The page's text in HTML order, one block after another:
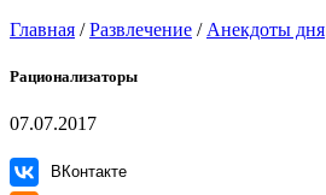
Главная /Развлечение / Анекдоты дня
Рационализаторы
07.07.2017
ВКонтакте